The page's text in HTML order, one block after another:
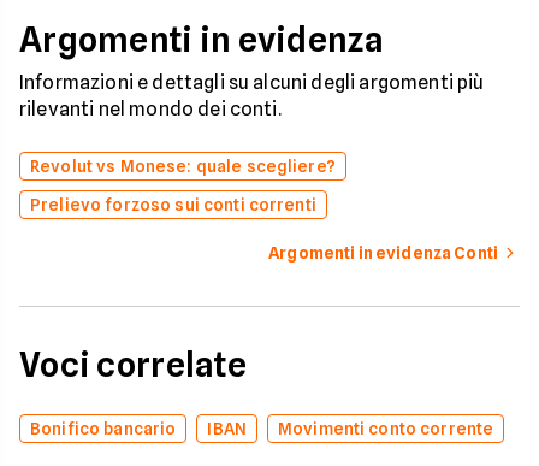
Argomenti in evidenza
Informazioni e dettagli su alcuni degli argomenti più
rilevanti nel mondo dei conti.
Revolut vs Monese: quale scegliere?
Prelievo forzoso sui conti correnti
Argomenti in evidenza Conti
Voci correlate
Bonifico bancario IBAN Movimenti conto corrente